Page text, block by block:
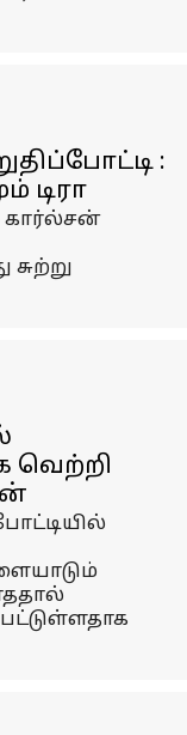
:
டிரா
கார்ல்சன்
வெற்றி